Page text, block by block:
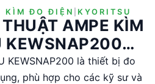
KÌM ĐO ĐIỆN KYORITSU
AMPE KÌM
KEWSNAP200
KEWSNAP200 là thiết bị đo
phù hợp cho các kỹ sư và